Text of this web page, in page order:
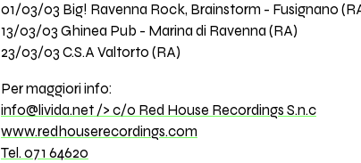
01/03/03 Big! Ravenna Rock, Brainstorm - Fusignano
13/03/03 Ghinea Pub - Marina di Ravenna (RA)
23/03/03 C.S.A Valtorto (RA)
Per maggiori info:
info@livida.net/> c/o Red House Recordings S.n.c
www.redhouserecordings.com
Tel. 071 64620